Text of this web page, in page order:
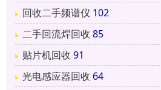
回收二手频谱仪 102
二手回流焊回收 85
贴片机回收 91
光电感应器回收 64